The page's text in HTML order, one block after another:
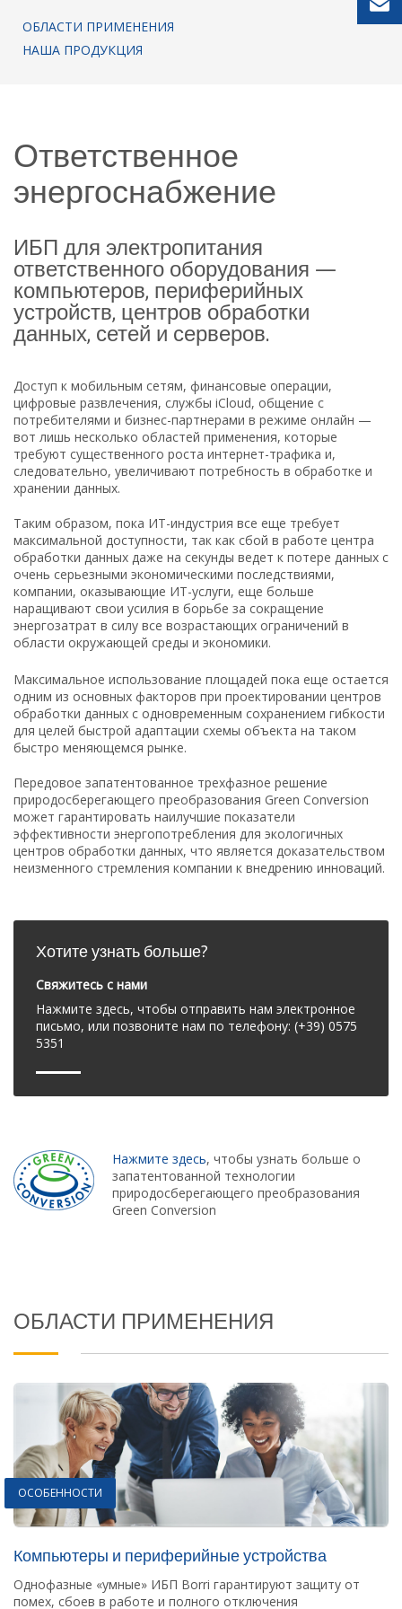
ОБЛАСТИ ПРИМЕНЕНИЯ
НАША ПРОДУКЦИЯ
Ответственное
энергоснабжение
ИБП для электропитания
ответственного оборудования —
компьютеров, периферийных
устройств, центров обработки
данных, сетей и серверов.
Доступ к мобильным сетям, финансовые операции,
цифровые развлечения, службы iCloud, общение с
потребителями и бизнес-партнерами в режиме онлайн —
вот лишь несколько областей применения, которые
требуют существенного роста интернет-трафика и,
следовательно, увеличивают потребность в обработке и
хранении данных.
Таким образом, пока ИТ-индустрия все еще требует
максимальной доступности, так как сбой в работе центра
обработки данных даже на секунды ведет к потере данных с
очень серьезными экономическими последствиями,
компании, оказывающие ИТ-услуги, еще больше
наращивают свои усилия в борьбе за сокращение
энергозатрат в силу все возрастающих ограничений в
области окружающей среды и экономики.
Максимальное использование площадей пока еще остается
одним из основных факторов при проектировании центров
обработки данных с одновременным сохранением гибкости
для целей быстрой адаптации схемы объекта на таком
быстро меняющемся рынке.
Передовое запатентованное трехфазное решение
природосберегающего преобразования Green Conversion
может гарантировать наилучшие показатели
эффективности энергопотребления для экологичных
центров обработки данных, что является доказательством
неизменного стремления компании к внедрению инноваций.
Хотите узнать больше?
Свяжитесь с нами
Нажмите здесь, чтобы отправить нам электронное
письмо, или позвоните нам по телефону: (+39) 0575
5351
Нажмите здесь, чтобы узнать больше о
запатентованной технологии
природосберегающего преобразования
Green Conversion
ОБЛАСТИ ПРИМЕНЕНИЯ
ОСОБЕННОСТИ
Компьютеры и периферийные устройства
Однофазные «умные» ИБП Borri гарантируют защиту от
помех, сбоев в работе и полного отключения